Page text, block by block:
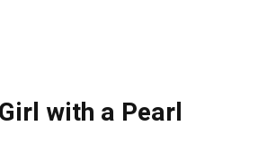
with a Pearl